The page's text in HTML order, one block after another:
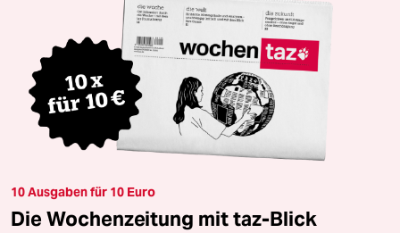
10 Ausgaben für 10 Euro
Die Wochenzeitung mit taz-Blick